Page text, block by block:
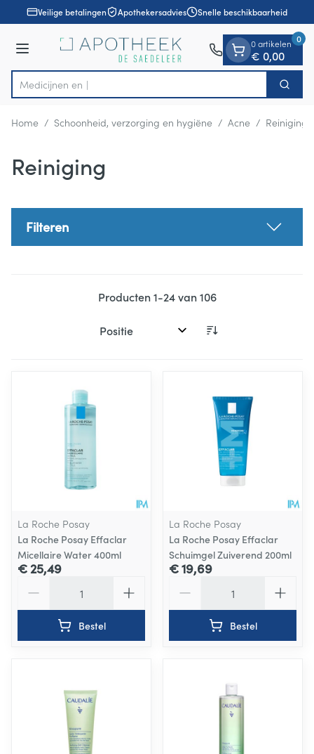
Ga naar de inhoud
1 van 1Veilige betalingen Apothekersadvies Snelle beschikbaarheid
Menu
Product, merk, categorie... Zoek
0 artikelen
€ 0,00
0
Home / Schoonheid, verzorging en hygiëne / Acne / Reiniging
Reiniging
Filteren
Producten1-24van106
Sorteer op:
La Roche Posay
La Roche Posay Effaclar
Micellaire Water 400ml
€ 25,49
Bestel
La Roche Posay
La Roche Posay Effaclar
Schuimgel Zuiverend 200ml
€ 19,69
Bestel